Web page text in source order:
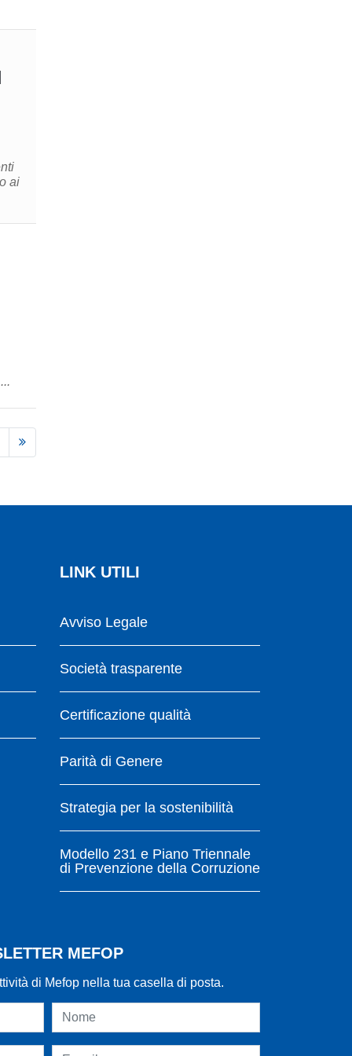
ai
LINK UTILI
Avviso Legale
Società trasparente
Certificazione qualità
Parità di Genere
Strategia per la sostenibilità
Modello 231 e Piano Triennale
di Prevenzione della Corruzione
MEFOP
di Mefop nella tua casella di posta.